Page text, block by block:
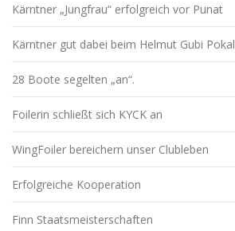
Kärntner „Jungfrau“ erfolgreich vor Punat
Kärntner gut dabei beim Helmut Gubi Pokal
28 Boote segelten „an“.
Foilerin schließt sich KYCK an
WingFoiler bereichern unser Clubleben
Erfolgreiche Kooperation
Finn Staatsmeisterschaften